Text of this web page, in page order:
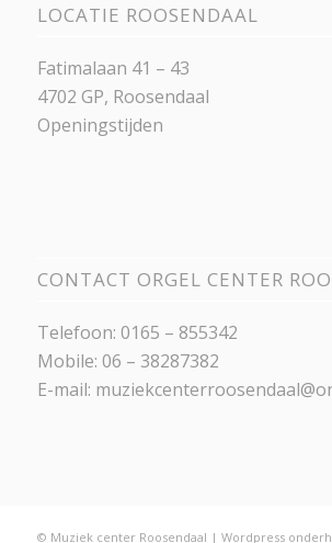
LOCATIE ROOSENDAAL
Fatimalaan 41 – 43
4702 GP, Roosendaal
Openingstijden
CONTACT ORGEL CENTER
Telefoon: 0165 – 855342
Mobile: 06 – 38287382
E-mail:
© Muziek center Roosendaal | Wordpress